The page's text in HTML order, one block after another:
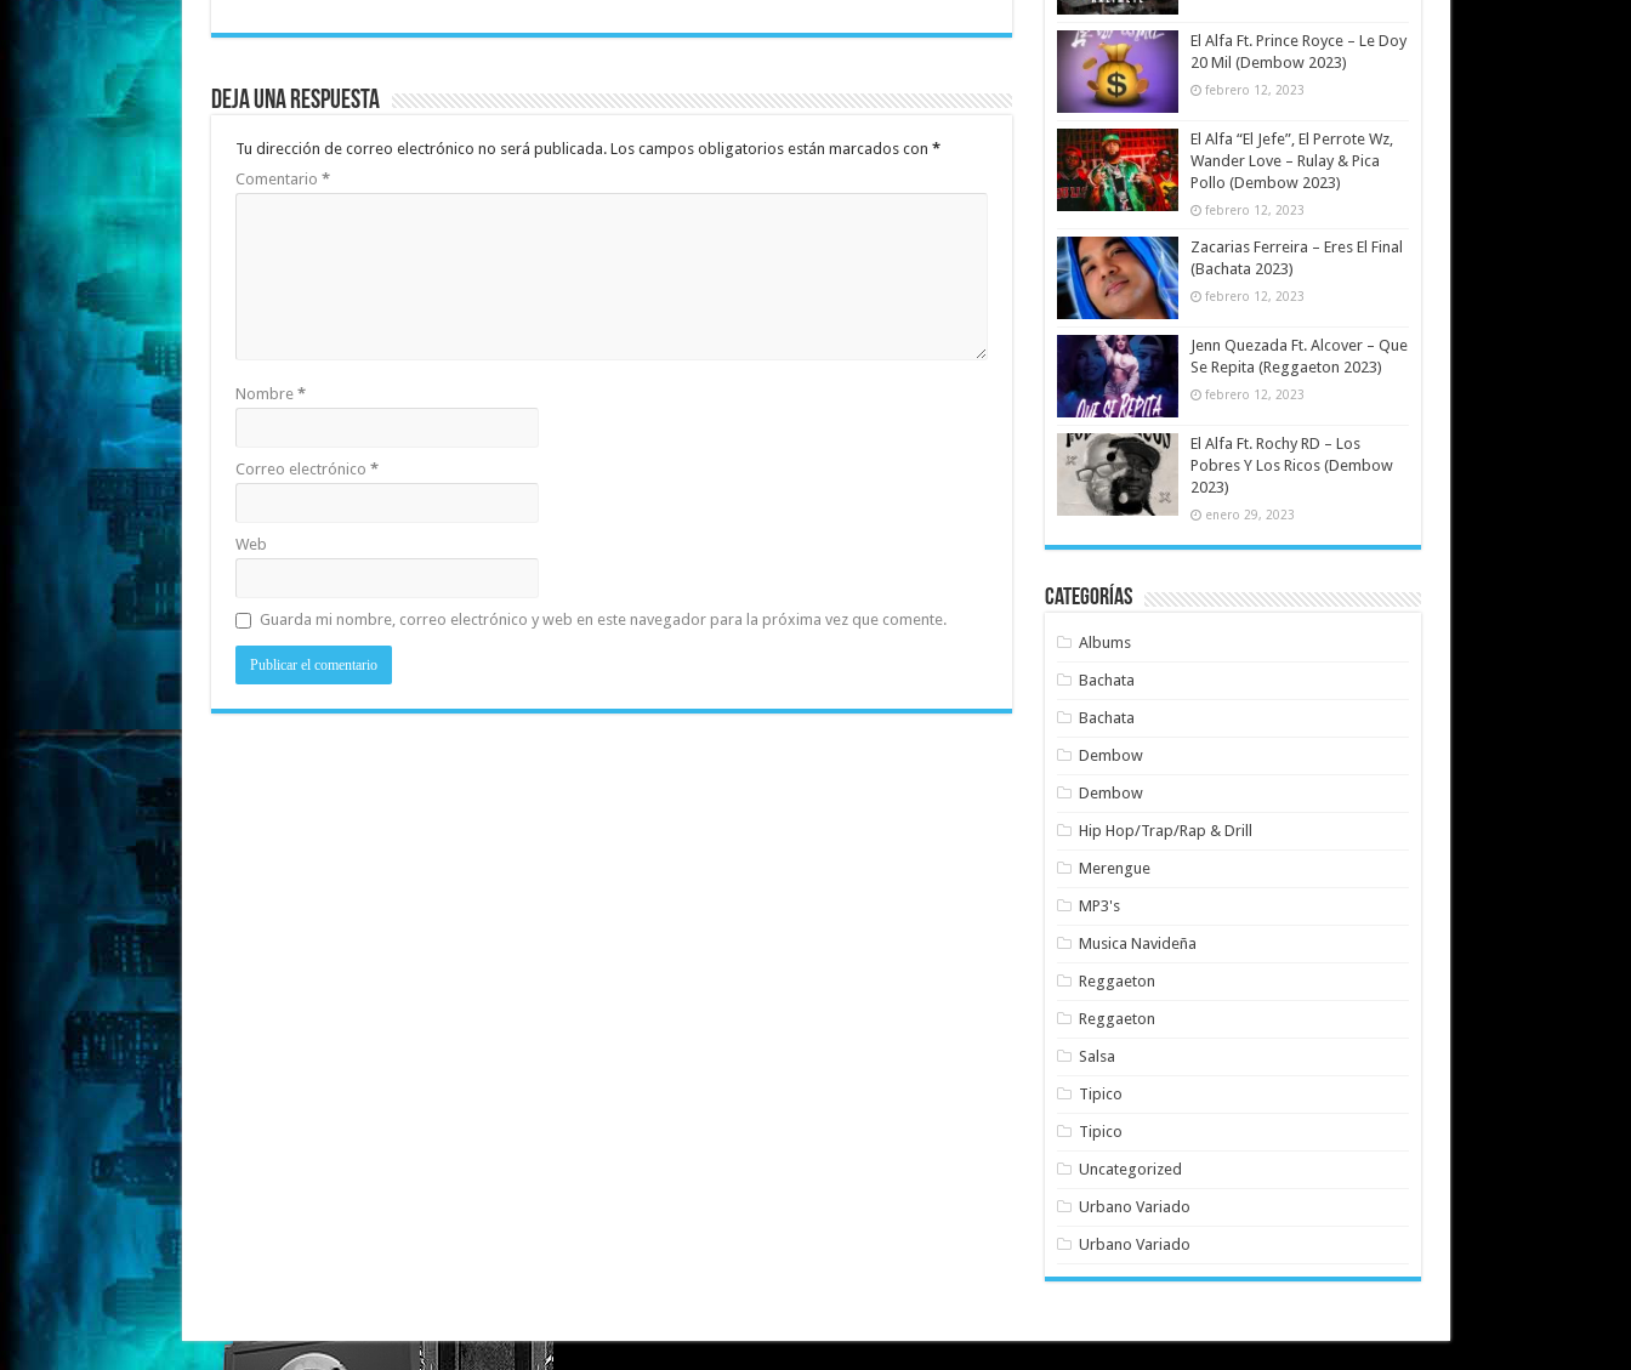
Deja una respuesta
Tu dirección de correo electrónico no será publicada. Los campos obligatorios están marcados con *
Comentario *
Nombre *
Correo electrónico *
Web
Guarda mi nombre, correo electrónico y web en este navegador para la próxima vez que comente.
El Alfa Ft. Prince Royce – Le Doy
20 Mil (Dembow 2023)
febrero 12, 2023
El Alfa “El Jefe”, El Perrote Wz,
Wander Love – Rulay & Pica
Pollo (Dembow 2023)
febrero 12, 2023
Zacarias Ferreira – Eres El Final
(Bachata 2023)
febrero 12, 2023
Jenn Quezada Ft. Alcover – Que
Se Repita (Reggaeton 2023)
febrero 12, 2023
El Alfa Ft. Rochy RD – Los
Pobres Y Los Ricos (Dembow
2023)
enero 29, 2023
Categorías
Albums
Bachata
Bachata
Dembow
Dembow
Hip Hop/Trap/Rap & Drill
Merengue
MP3's
Musica Navideña
Reggaeton
Reggaeton
Salsa
Tipico
Tipico
Uncategorized
Urbano Variado
Urbano Variado